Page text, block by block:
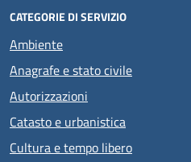
CATEGORIE DI SERVIZIO
Ambiente
Anagrafe e stato civile
Autorizzazioni
Catasto e urbanistica
Cultura e tempo libero